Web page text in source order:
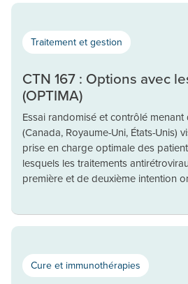
Traitement et gestion
CTN 167 : Options avec
(OPTIMA)
Essai randomisé et contrôlé
(Canada, Royaume-Uni, États-Unis)
prise en charge optimale des
lesquels les traitements
première et de deuxième intention
Cure et immunothérapies